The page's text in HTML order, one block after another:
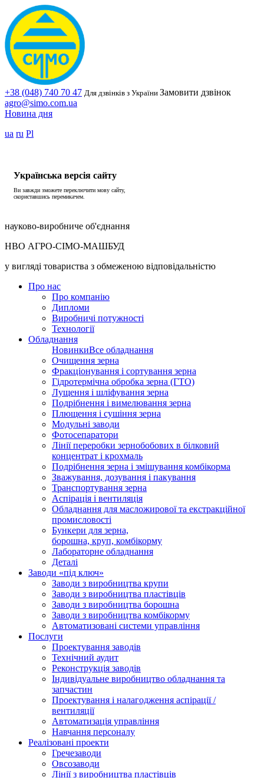
+38 (048) 740 70 47 Для дзвінків з України Замовити дзвінок
agro@simo.com.ua
Новина дня
ua ru Pl
Українська версія сайту
Ви завжди зможете переключити мову сайту,
скориставшись перемикачем.
науково-виробниче об'єднання
НВО АГРО-СІМО-МАШБУД
у вигляді товариства з обмеженою відповідальністю
Про нас
Про компанію
Дипломи
Виробничі потужності
Технології
Обладнання
НовинкиВсе обладнання
Очищення зерна
Фракціонування і сортування зерна
Гідротермічна обробка зерна (ГТО)
Лущення і шліфування зерна
Подрібнення і вимелювання зерна
Плющення і сушіння зерна
Модульні заводи
Фотосепаратори
Лінії переробки зернобобових в білковий
концентрат і крохмаль
Подрібнення зерна і змішування комбікорма
Зважування, дозування і пакування
Транспортування зерна
Аспірація і вентиляція
Обладнання для масложирової та екстракційної
промисловості
Бункери для зерна,
борошна, круп, комбікорму
Лабораторне обладнання
Деталі
Заводи «під ключ»
Заводи з виробництва крупи
Заводи з виробництва пластівців
Заводи з виробництва борошна
Заводи з виробництва комбікорму
Автоматизовані системи управління
Послуги
Проектування заводів
Технічний аудит
Реконструкція заводів
Індивідуальне виробництво обладнання та
запчастин
Проектування і налагодження аспірації /
вентиляції
Автоматизація управління
Навчання персоналу
Реалізовані проекти
Гречезаводи
Овсозаводи
Лінії з виробництва пластівців